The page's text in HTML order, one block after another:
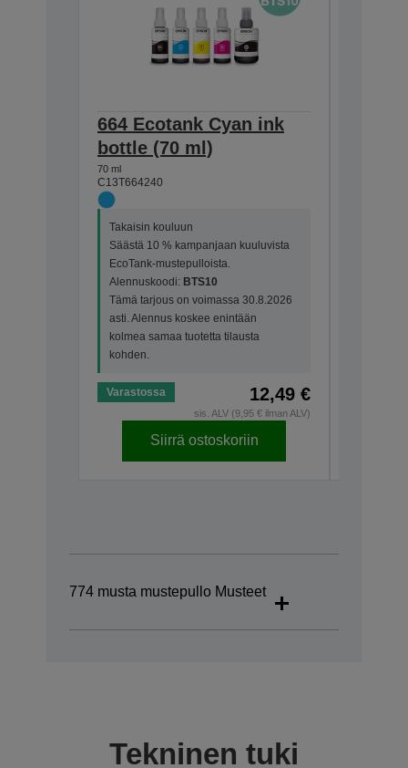
664 Ecotank Cyan ink
bottle (70 ml)
70 ml
C13T664240
Takaisin kouluun
Säästä 10 % kampanjaan kuuluvista
EcoTank-mustepulloista.
Alennuskoodi: BTS10
Tämä tarjous on voimassa 30.8.2026
asti. Alennus koskee enintään
kolmea samaa tuotetta tilausta
kohden.
Varastossa 12,49 €
sis. ALV (9,95 € ilman ALV)
Siirrä ostoskoriin
774 musta mustepullo Musteet
Tekninen tuki